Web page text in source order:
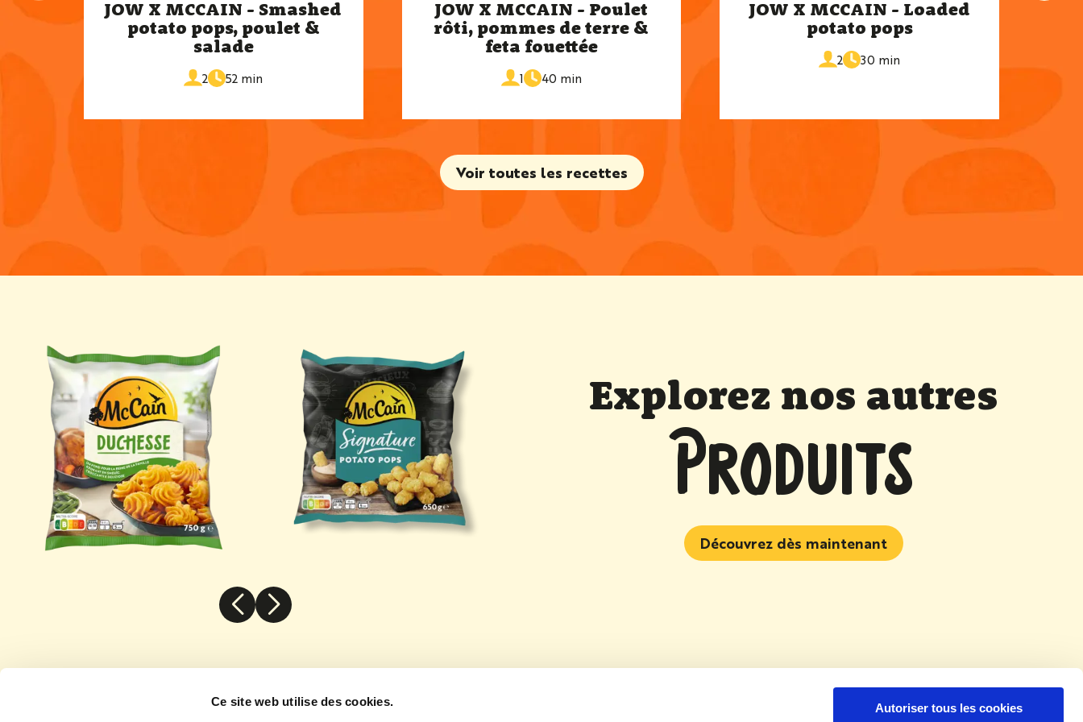
Ce site web utilise des cookies.
Autoriser tous les cookies
JOW X MCCAIN - Smashed
potato pops, poulet &
salade
2
portions52 min
de
cuisson
JOW X MCCAIN - Poulet
rôti, pommes de terre &
feta fouettée
1
portions40 min
de
cuisson
JOW X MCCAIN - Loaded
potato pops
2
portions30 min
de
cuisson
Voir toutes les recettes
Explorez nos autres
PRODUITS
Découvrez dès maintenant